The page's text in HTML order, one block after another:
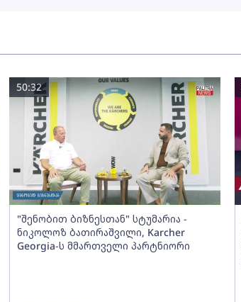
"შენობით ბიზნესთან" სტუმარია -
ნიკოლოზ ბათირაშვილი, Karcher
Georgia-ს მმართველი პარტნიორი
50:32